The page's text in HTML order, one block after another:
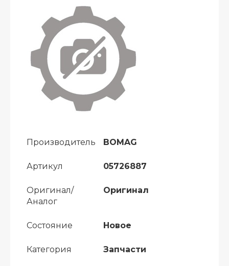
Производитель BOMAG
Артикул 05726887
Оригинал/
Аналог
Оригинал
Состояние Новое
Категория Запчасти